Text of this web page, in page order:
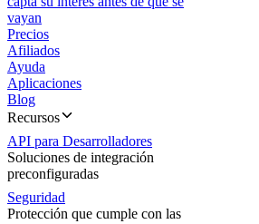
vayan
Precios
Afiliados
Ayuda
Aplicaciones
Blog
Recursos
API para Desarrolladores
Soluciones de integración
preconfiguradas
Seguridad
Protección que cumple con las